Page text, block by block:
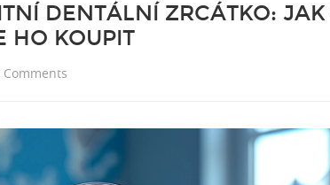
DENTÁLNÍ ZRCÁTKO: JAK
HO KOUPIT
Comments